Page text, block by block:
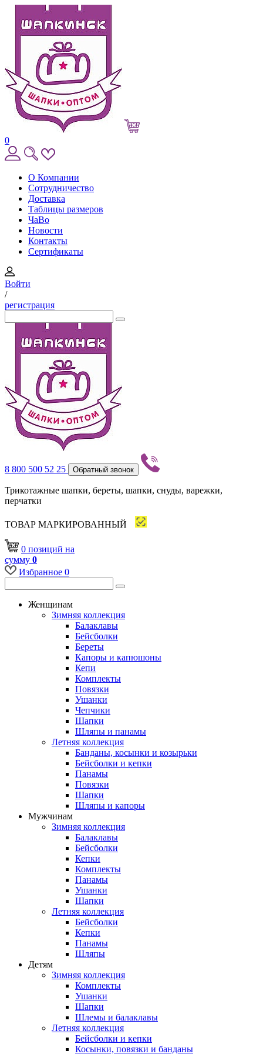
0
О Компании
Сотрудничество
Доставка
Таблицы размеров
ЧаВо
Новости
Контакты
Сертификаты
Войти
/
регистрация
8 800 500 52 25 Обратный звонок
Трикотажные шапки, береты, шапки, снуды, варежки,
перчатки
ТОВАР МАРКИРОВАННЫЙ
0 позиций на
сумму 0
Избранное 0
Женщинам
Зимняя коллекция
Балаклавы
Бейсболки
Береты
Капоры и капюшоны
Кепи
Комплекты
Повязки
Ушанки
Чепчики
Шапки
Шляпы и панамы
Летняя коллекция
Банданы, косынки и козырьки
Бейсболки и кепки
Панамы
Повязки
Шапки
Шляпы и капоры
Мужчинам
Зимняя коллекция
Балаклавы
Бейсболки
Кепки
Комплекты
Панамы
Ушанки
Шапки
Летняя коллекция
Бейсболки
Кепки
Панамы
Шляпы
Детям
Зимняя коллекция
Комплекты
Ушанки
Шапки
Шлемы и балаклавы
Летняя коллекция
Бейсболки и кепки
Косынки, повязки и банданы